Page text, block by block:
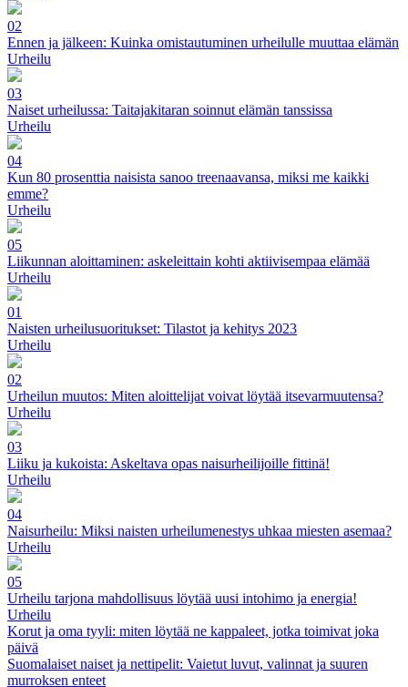
02
Ennen ja jälkeen: Kuinka omistautuminen urheilulle muuttaa elämän
Urheilu
03
Naiset urheilussa: Taitajakitaran soinnut elämän tanssissa
Urheilu
04
Kun 80 prosenttia naisista sanoo treenaavansa, miksi me kaikki
emme?
Urheilu
05
Liikunnan aloittaminen: askeleittain kohti aktiivisempaa elämää
Urheilu
01
Naisten urheilusuoritukset: Tilastot ja kehitys 2023
Urheilu
02
Urheilun muutos: Miten aloittelijat voivat löytää itsevarmuutensa?
Urheilu
03
Liiku ja kukoista: Askeltava opas naisurheilijoille fittinä!
Urheilu
04
Naisurheilu: Miksi naisten urheilumenestys uhkaa miesten asemaa?
Urheilu
05
Urheilu tarjona mahdollisuus löytää uusi intohimo ja energia!
Urheilu
Korut ja oma tyyli: miten löytää ne kappaleet, jotka toimivat joka
päivä
Suomalaiset naiset ja nettipelit: Vaietut luvut, valinnat ja suuren
murroksen enteet